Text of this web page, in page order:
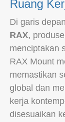
Ruang
Di garis
RAX,
menciptakan
RAX Mount
memastikan
global dan
kerja
disesuaikan